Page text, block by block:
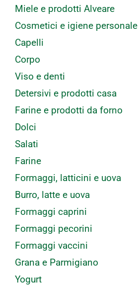
Miele e prodotti Alveare
Cosmetici e igiene personale
Capelli
Corpo
Viso e denti
Detersivi e prodotti casa
Farine e prodotti da forno
Dolci
Salati
Farine
Formaggi, latticini e uova
Burro, latte e uova
Formaggi caprini
Formaggi pecorini
Formaggi vaccini
Grana e Parmigiano
Yogurt